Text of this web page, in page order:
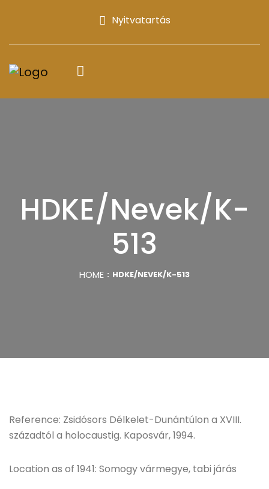
Nyitvatartás
HDKE/Nevek/K-
513
HOME HDKE/NEVEK/K-513
Reference: Zsidósors Délkelet-Dunántúlon a XVIII.
századtól a holocaustig. Kaposvár, 1994.
Location as of 1941: Somogy vármegye, tabi járás